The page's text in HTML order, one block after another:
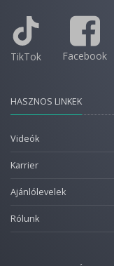
TikTok Facebook
HASZNOS LINKEK
Videók
Karrier
Ajánlólevelek
Rólunk